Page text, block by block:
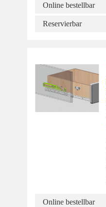
Online bestellbar
Reservierbar
Online bestellbar